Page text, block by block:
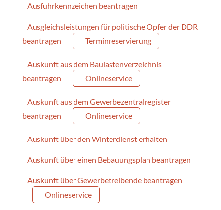
Ausfuhrkennzeichen beantragen
Ausgleichsleistungen für politische Opfer der DDR
beantragen
Terminreservierung
Auskunft aus dem Baulastenverzeichnis
beantragen
Onlineservice
Auskunft aus dem Gewerbezentralregister
beantragen
Onlineservice
Auskunft über den Winterdienst erhalten
Auskunft über einen Bebauungsplan beantragen
Auskunft über Gewerbetreibende beantragen
Onlineservice